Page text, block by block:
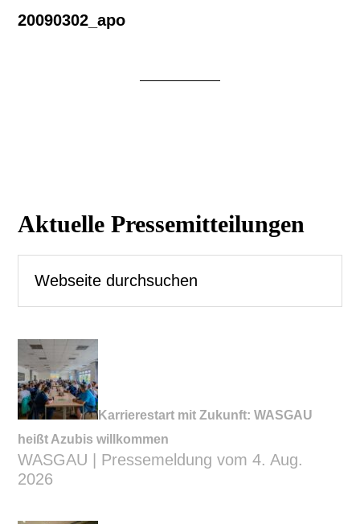
20090302_apo
Seitenspalte
Aktuelle Pressemitteilungen
durchsuchen
Karrierestart mit Zukunft: WASGAU
heißt Azubis willkommen
WASGAU | Pressemeldung vom 4. Aug.
2026